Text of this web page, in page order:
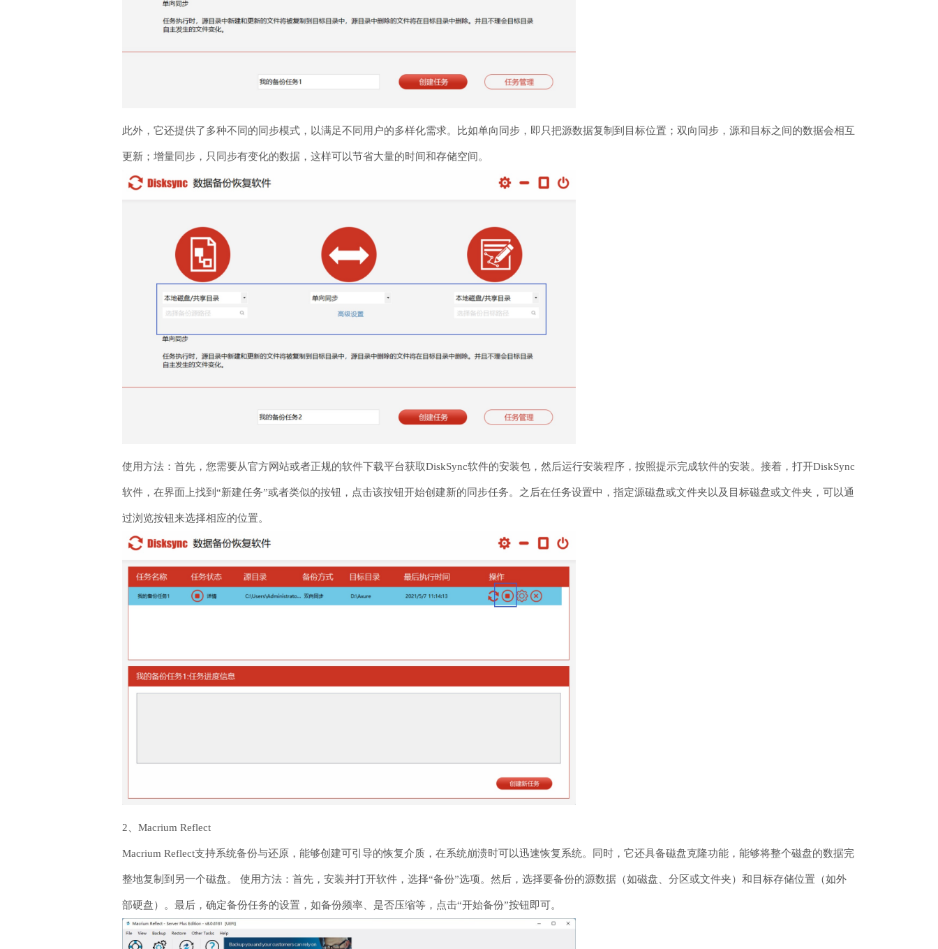
此外，它还提供了多种不同的同步模式，以满足不同用户的多样化需求。比如单向同步，即只把源数据复制到目标位置；双向同步，源和目标之间的数据会相互
更新；增量同步，只同步有变化的数据，这样可以节省大量的时间和存储空间。
使用方法：首先，您需要从官方网站或者正规的软件下载平台获取DiskSync软件的安装包，然后运行安装程序，按照提示完成软件的安装。接着，打开DiskSync
软件，在界面上找到“新建任务”或者类似的按钮，点击该按钮开始创建新的同步任务。之后在任务设置中，指定源磁盘或文件夹以及目标磁盘或文件夹，可以通
过浏览按钮来选择相应的位置。
2、Macrium Reflect
Macrium Reflect支持系统备份与还原，能够创建可引导的恢复介质，在系统崩溃时可以迅速恢复系统。同时，它还具备磁盘克隆功能，能够将整个磁盘的数据完
整地复制到另一个磁盘。 使用方法：首先，安装并打开软件，选择“备份”选项。然后，选择要备份的源数据（如磁盘、分区或文件夹）和目标存储位置（如外
部硬盘）。最后，确定备份任务的设置，如备份频率、是否压缩等，点击“开始备份”按钮即可。